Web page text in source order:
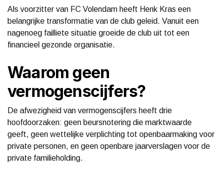
Als voorzitter van FC Volendam heeft Henk Kras een
belangrijke transformatie van de club geleid. Vanuit een
nagenoeg failliete situatie groeide de club uit tot een
financieel gezonde organisatie.
Waarom geen
vermogenscijfers?
De afwezigheid van vermogenscijfers heeft drie
hoofdoorzaken: geen beursnotering die marktwaarde
geeft, geen wettelijke verplichting tot openbaarmaking voor
private personen, en geen openbare jaarverslagen voor de
private familieholding.